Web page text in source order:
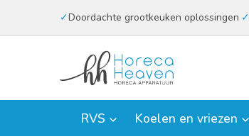
Doordachte grootkeuken oplossingen
RVS Koelen en vriezen